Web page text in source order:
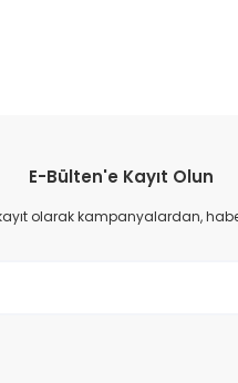
görüntülenemiyor.
bulunuyor.
E-Bülten'e Kayıt Olun
olarak kampanyalardan,